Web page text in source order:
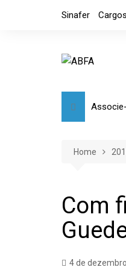
Sinafer
Código
Home
Com
4 de